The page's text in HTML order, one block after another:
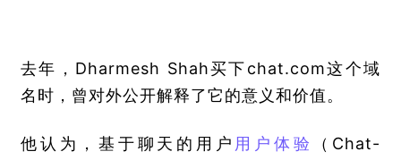
去年，Dharmesh Shah买下chat.com这个域
名时，曾对外公开解释了它的意义和价值。
他认为，基于聊天的用户 用户体验
（Chat-